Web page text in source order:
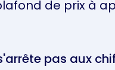
de prix à
pas aux